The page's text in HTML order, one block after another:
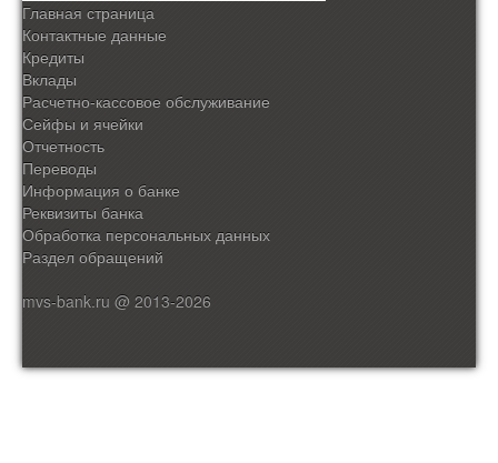
Главная страница
Контактные данные
Кредиты
Вклады
Расчетно-кассовое обслуживание
Сейфы и ячейки
Отчетность
Переводы
Информация о банке
Реквизиты банка
Обработка персональных данных
Раздел обращений
mvs-bank.ru @ 2013-2026